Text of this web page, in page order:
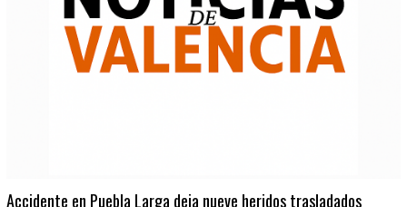
Accidente en Puebla Larga deja nueve heridos trasladados